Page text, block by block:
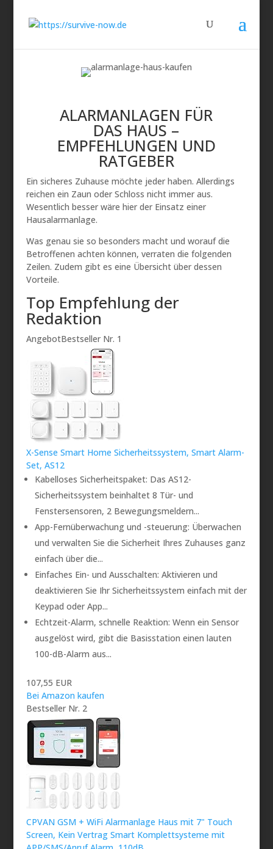
ALARMANLAGEN FÜR
DAS HAUS –
EMPFEHLUNGEN UND
RATGEBER
Ein sicheres Zuhause möchte jeder haben. Allerdings
reichen ein Zaun oder Schloss nicht immer aus.
Wesentlich besser wäre hier der Einsatz einer
Hausalarmanlage.
Was genau sie so besonders macht und worauf die
Betroffenen achten können, verraten die folgenden
Zeilen. Zudem gibt es eine Übersicht über dessen
Vorteile.
Top Empfehlung der
Redaktion
AngebotBestseller Nr. 1
X-Sense Smart Home Sicherheitssystem, Smart Alarm-
Set, AS12
Kabelloses Sicherheitspaket: Das AS12-
Sicherheitssystem beinhaltet 8 Tür- und
Fenstersensoren, 2 Bewegungsmeldern...
App-Fernüberwachung und -steuerung: Überwachen
und verwalten Sie die Sicherheit Ihres Zuhauses ganz
einfach über die...
Einfaches Ein- und Ausschalten: Aktivieren und
deaktivieren Sie Ihr Sicherheitssystem einfach mit der
Keypad oder App...
Echtzeit-Alarm, schnelle Reaktion: Wenn ein Sensor
ausgelöst wird, gibt die Basisstation einen lauten
100-dB-Alarm aus...
107,55 EUR
Bei Amazon kaufen
Bestseller Nr. 2
CPVAN GSM + WiFi Alarmanlage Haus mit 7" Touch
Screen, Kein Vertrag Smart Komplettsysteme mit